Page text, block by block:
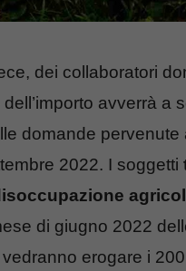
dei collaboratori
avverrà a
domande pervenute
2022. I soggetti
di giugno 2022
erogare i